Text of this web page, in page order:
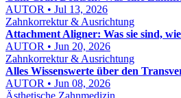
AUTOR • Jul 13, 2026
Zahnkorrektur & Ausrichtung
Attachment Aligner: Was sie sind,
AUTOR • Jun 20, 2026
Zahnkorrektur & Ausrichtung
Alles Wissenswerte über den
AUTOR • Jun 08, 2026
Ästhetische Zahnmedizin